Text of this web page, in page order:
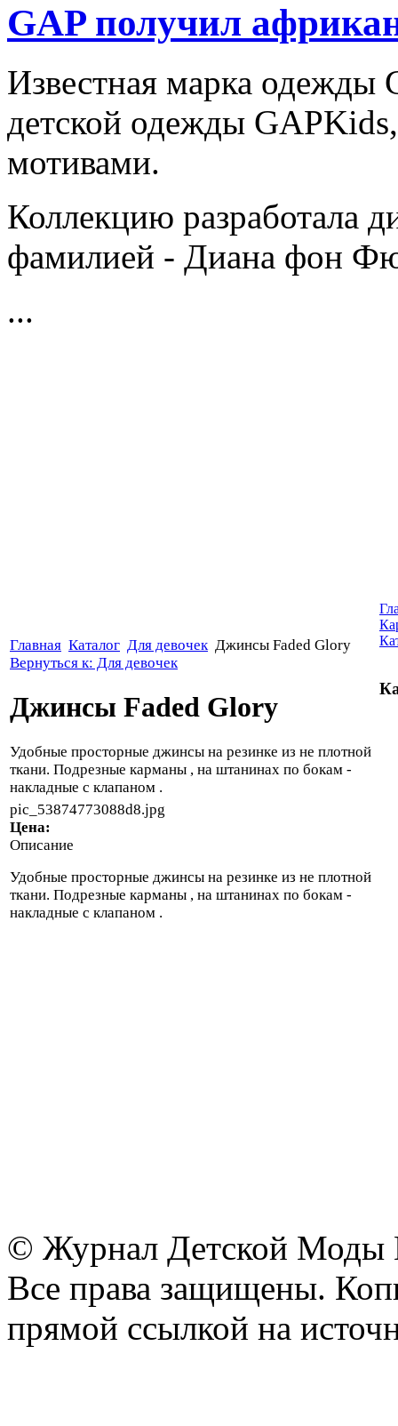
GAP получил
Известная марка
детской одежды
мотивами.
Коллекцию разработала
фамилией - Диана фон
...
Главная Каталог Для девочек Джинсы Faded Glory
Вернуться к: Для девочек
Джинсы Faded Glory
Удобные просторные джинсы на резинке из не плотной
ткани. Подрезные карманы , на штанинах по бокам -
накладные с клапаном .
pic_53874773088d8.jpg
Цена:
Описание
Удобные просторные джинсы на резинке из не плотной
ткани. Подрезные карманы , на штанинах по бокам -
накладные с клапаном .
© Журнал Детской Моды
Все права защищены.
прямой ссылкой на